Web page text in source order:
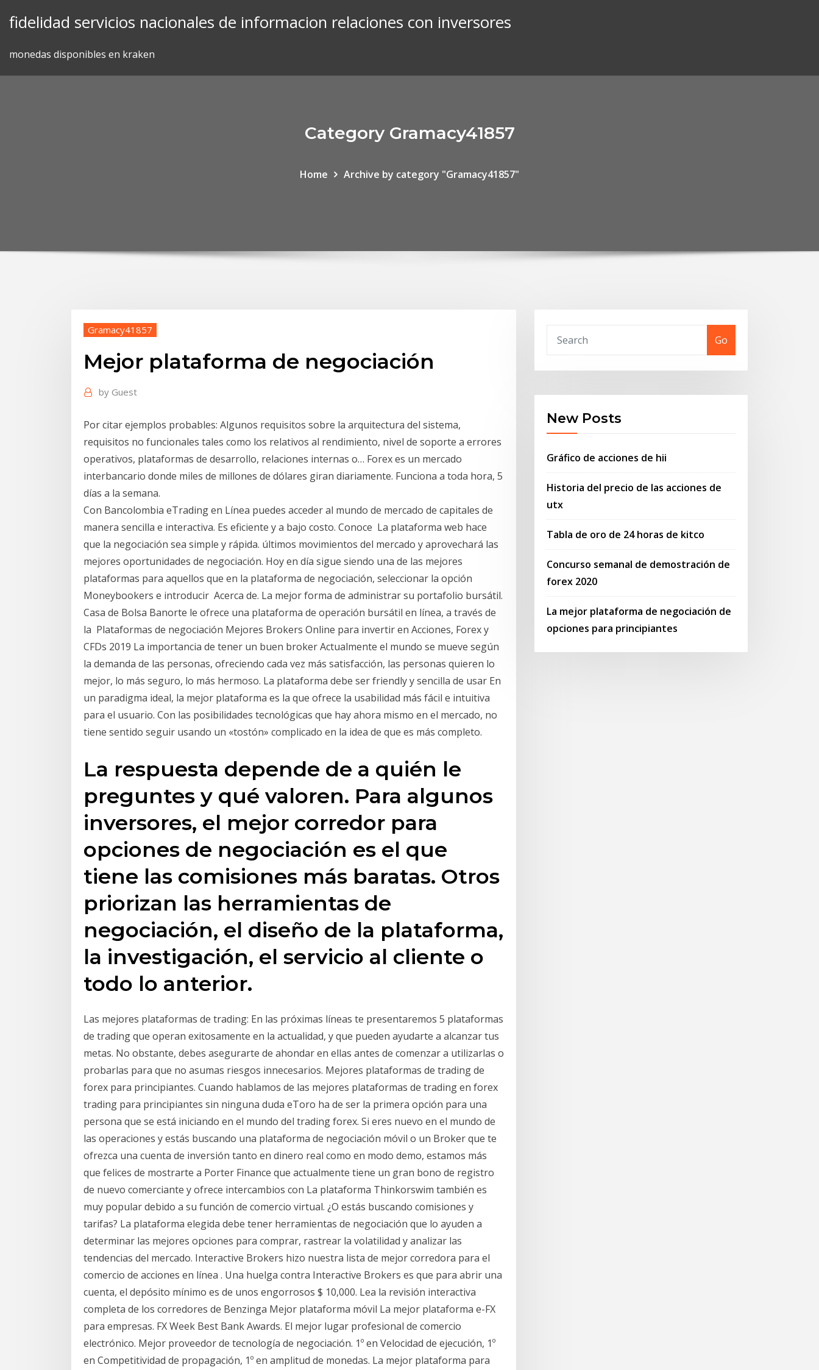
fidelidad servicios nacionales de informacion relaciones con inversores
monedas disponibles en kraken
Category Gramacy41857
Home Archive by category "Gramacy41857"
Gramacy41857
Mejor plataforma de negociación
by Guest
Por citar ejemplos probables: Algunos requisitos sobre la arquitectura del sistema,
requisitos no funcionales tales como los relativos al rendimiento, nivel de soporte a errores
operativos, plataformas de desarrollo, relaciones internas o… Forex es un mercado
interbancario donde miles de millones de dólares giran diariamente. Funciona a toda hora, 5
días a la semana.
Con Bancolombia eTrading en Línea puedes acceder al mundo de mercado de capitales de
manera sencilla e interactiva. Es eficiente y a bajo costo. Conoce La plataforma web hace
que la negociación sea simple y rápida. últimos movimientos del mercado y aprovechará las
mejores oportunidades de negociación. Hoy en día sigue siendo una de las mejores
plataformas para aquellos que en la plataforma de negociación, seleccionar la opción
Moneybookers e introducir Acerca de. La mejor forma de administrar su portafolio bursátil.
Casa de Bolsa Banorte le ofrece una plataforma de operación bursátil en línea, a través de
la Plataformas de negociación Mejores Brokers Online para invertir en Acciones, Forex y
CFDs 2019 La importancia de tener un buen broker Actualmente el mundo se mueve según
la demanda de las personas, ofreciendo cada vez más satisfacción, las personas quieren lo
mejor, lo más seguro, lo más hermoso. La plataforma debe ser friendly y sencilla de usar En
un paradigma ideal, la mejor plataforma es la que ofrece la usabilidad más fácil e intuitiva
para el usuario. Con las posibilidades tecnológicas que hay ahora mismo en el mercado, no
tiene sentido seguir usando un «tostón» complicado en la idea de que es más completo.
La respuesta depende de a quién le
preguntes y qué valoren. Para algunos
inversores, el mejor corredor para
opciones de negociación es el que
tiene las comisiones más baratas. Otros
priorizan las herramientas de
negociación, el diseño de la plataforma,
la investigación, el servicio al cliente o
todo lo anterior.
Las mejores plataformas de trading: En las próximas líneas te presentaremos 5 plataformas
de trading que operan exitosamente en la actualidad, y que pueden ayudarte a alcanzar tus
metas. No obstante, debes asegurarte de ahondar en ellas antes de comenzar a utilizarlas o
probarlas para que no asumas riesgos innecesarios. Mejores plataformas de trading de
forex para principiantes. Cuando hablamos de las mejores plataformas de trading en forex
trading para principiantes sin ninguna duda eToro ha de ser la primera opción para una
persona que se está iniciando en el mundo del trading forex. Si eres nuevo en el mundo de
las operaciones y estás buscando una plataforma de negociación móvil o un Broker que te
ofrezca una cuenta de inversión tanto en dinero real como en modo demo, estamos más
que felices de mostrarte a Porter Finance que actualmente tiene un gran bono de registro
de nuevo comerciante y ofrece intercambios con La plataforma Thinkorswim también es
muy popular debido a su función de comercio virtual. ¿O estás buscando comisiones y
tarifas? La plataforma elegida debe tener herramientas de negociación que lo ayuden a
determinar las mejores opciones para comprar, rastrear la volatilidad y analizar las
tendencias del mercado. Interactive Brokers hizo nuestra lista de mejor corredora para el
comercio de acciones en línea . Una huelga contra Interactive Brokers es que para abrir una
cuenta, el depósito mínimo es de unos engorrosos $ 10,000. Lea la revisión interactiva
completa de los corredores de Benzinga Mejor plataforma móvil La mejor plataforma e-FX
para empresas. FX Week Best Bank Awards. El mejor lugar profesional de comercio
electrónico. Mejor proveedor de tecnología de negociación. 1º en Velocidad de ejecución, 1º
en Competitividad de propagación, 1º en amplitud de monedas. La mejor plataforma para
Go
New Posts
Gráfico de acciones de hii
Historia del precio de las acciones de
utx
Tabla de oro de 24 horas de kitco
Concurso semanal de demostración de
forex 2020
La mejor plataforma de negociación de
opciones para principiantes